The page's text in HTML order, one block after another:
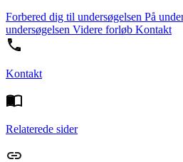
Forbered dig til undersøgelsen På
undersøgelsen Videre forløb Kontakt
Kontakt
Relaterede sider